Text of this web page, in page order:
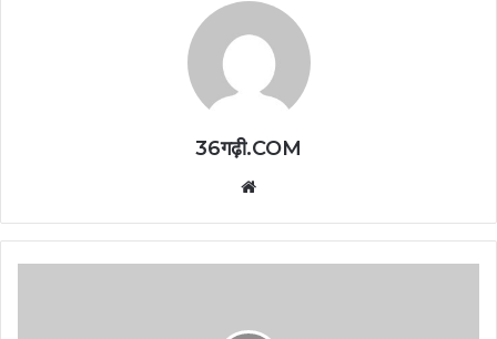
36गढ़ी.COM